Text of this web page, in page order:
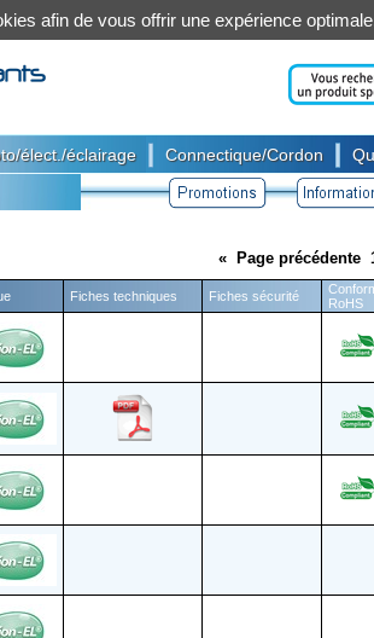
élect./éclairage Connectique/Cordon
« Page précédente
Fiches techniques Fiches sécurité
RoHS
afin de vous offrir une expérience